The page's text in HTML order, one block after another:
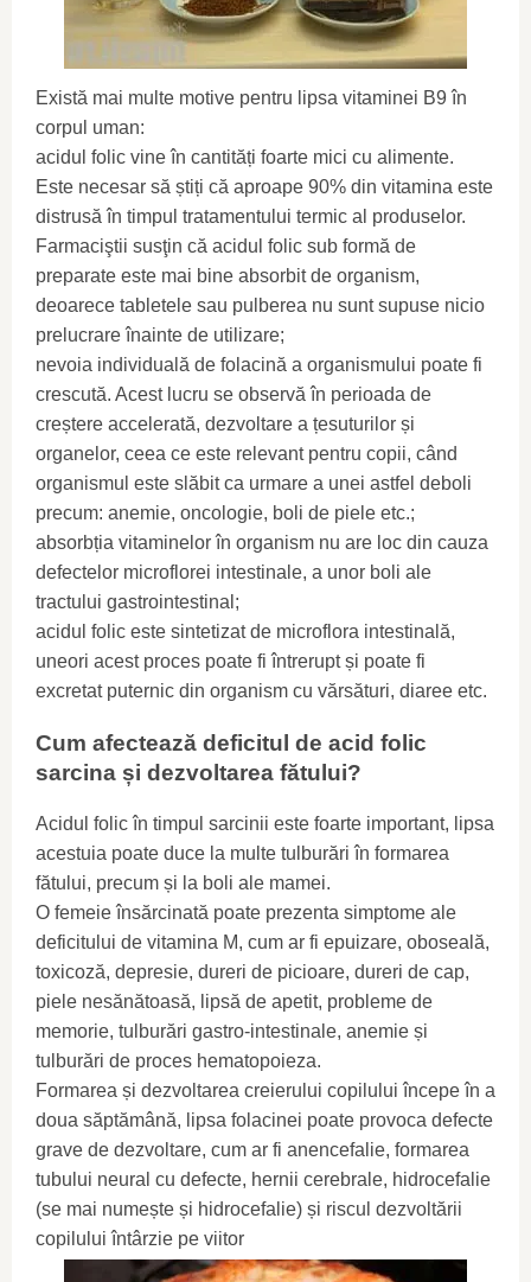
Există mai multe motive pentru lipsa vitaminei B9 în
corpul uman:
acidul folic vine în cantități foarte mici cu alimente.
Este necesar să știți că aproape 90% din vitamina este
distrusă în timpul tratamentului termic al produselor.
Farmaciştii susţin că acidul folic sub formă de
preparate este mai bine absorbit de organism,
deoarece tabletele sau pulberea nu sunt supuse nicio
prelucrare înainte de utilizare;
nevoia individuală de folacină a organismului poate fi
crescută. Acest lucru se observă în perioada de
creștere accelerată, dezvoltare a țesuturilor și
organelor, ceea ce este relevant pentru copii, când
organismul este slăbit ca urmare a unei astfel deboli
precum: anemie, oncologie, boli de piele etc.;
absorbția vitaminelor în organism nu are loc din cauza
defectelor microflorei intestinale, a unor boli ale
tractului gastrointestinal;
acidul folic este sintetizat de microflora intestinală,
uneori acest proces poate fi întrerupt și poate fi
excretat puternic din organism cu vărsături, diaree etc.
Cum afectează deficitul de acid folic
sarcina și dezvoltarea fătului?
Acidul folic în timpul sarcinii este foarte important, lipsa
acestuia poate duce la multe tulburări în formarea
fătului, precum și la boli ale mamei.
O femeie însărcinată poate prezenta simptome ale
deficitului de vitamina M, cum ar fi epuizare, oboseală,
toxicoză, depresie, dureri de picioare, dureri de cap,
piele nesănătoasă, lipsă de apetit, probleme de
memorie, tulburări gastro-intestinale, anemie și
tulburări de proces hematopoieza.
Formarea și dezvoltarea creierului copilului începe în a
doua săptămână, lipsa folacinei poate provoca defecte
grave de dezvoltare, cum ar fi anencefalie, formarea
tubului neural cu defecte, hernii cerebrale, hidrocefalie
(se mai numește și hidrocefalie) și riscul dezvoltării
copilului întârzie pe viitor